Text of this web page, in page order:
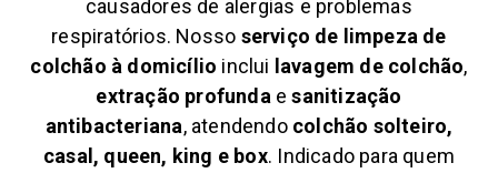
causadores de alergias e problemas
respiratórios. Nosso serviço de limpeza de
colchão à domicílio inclui lavagem de colchão,
extração profunda esanitização
antibacteriana, atendendo colchão solteiro,
casal, queen, king e box. Indicado para quem